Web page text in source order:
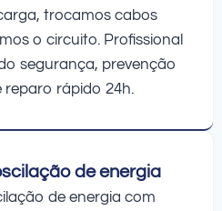
trocamos cabos
o circuito. Profissional
segurança, prevenção
reparo rápido 24h.
de energia
de energia com